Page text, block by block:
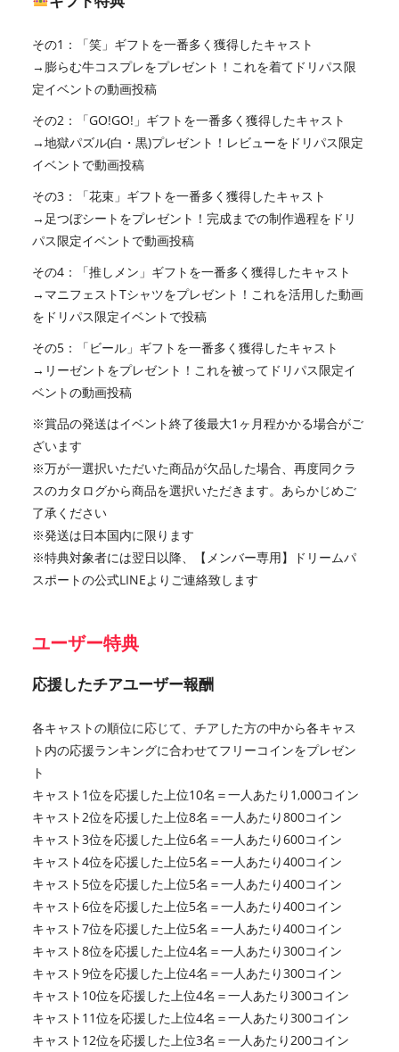
その1：「笑」ギフトを一番多く獲得したキャスト
→膨らむ牛コスプレをプレゼント！これを着てドリパス限
定イベントの動画投稿
その2：「GO!GO!」ギフトを一番多く獲得したキャスト
→地獄パズル(白・黒)プレゼント！レビューをドリパス限定
イベントで動画投稿
その3：「花束」ギフトを一番多く獲得したキャスト
→足つぼシートをプレゼント！完成までの制作過程をドリ
パス限定イベントで動画投稿
その4：「推しメン」ギフトを一番多く獲得したキャスト
→マニフェストTシャツをプレゼント！これを活用した動画
をドリパス限定イベントで投稿
その5：「ビール」ギフトを一番多く獲得したキャスト
→リーゼントをプレゼント！これを被ってドリパス限定イ
ベントの動画投稿
※賞品の発送はイベント終了後最大1ヶ月程かかる場合がご
ざいます
※万が一選択いただいた商品が欠品した場合、再度同クラ
スのカタログから商品を選択いただきます。あらかじめご
了承ください
※発送は日本国内に限ります
※特典対象者には翌日以降、【メンバー専用】ドリームパ
スポートの公式LINEよりご連絡致します
ユーザー特典
応援したチアユーザー報酬
各キャストの順位に応じて、チアした方の中から各キャス
ト内の応援ランキングに合わせてフリーコインをプレゼン
ト
キャスト1位を応援した上位10名＝一人あたり1,000コイン
キャスト2位を応援した上位8名＝一人あたり800コイン
キャスト3位を応援した上位6名＝一人あたり600コイン
キャスト4位を応援した上位5名＝一人あたり400コイン
キャスト5位を応援した上位5名＝一人あたり400コイン
キャスト6位を応援した上位5名＝一人あたり400コイン
キャスト7位を応援した上位5名＝一人あたり400コイン
キャスト8位を応援した上位4名＝一人あたり300コイン
キャスト9位を応援した上位4名＝一人あたり300コイン
キャスト10位を応援した上位4名＝一人あたり300コイン
キャスト11位を応援した上位4名＝一人あたり300コイン
キャスト12位を応援した上位3名＝一人あたり200コイン